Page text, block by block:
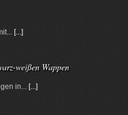
[...]
weißen Wappen
in... [...]